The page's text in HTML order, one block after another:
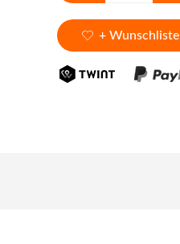
+ Wunschliste